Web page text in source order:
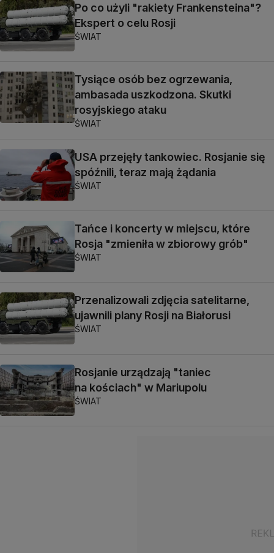
Po co użyli "rakiety Frankensteina"?
Ekspert o celu Rosji
ŚWIAT
Tysiące osób bez ogrzewania,
ambasada uszkodzona. Skutki
rosyjskiego ataku
ŚWIAT
USA przejęły tankowiec. Rosjanie się
spóźnili, teraz mają żądania
ŚWIAT
Tańce i koncerty w miejscu, które
Rosja "zmieniła w zbiorowy grób"
ŚWIAT
Przenalizowali zdjęcia satelitarne,
ujawnili plany Rosji na Białorusi
ŚWIAT
Rosjanie urządzają "taniec
na kościach" w Mariupolu
ŚWIAT